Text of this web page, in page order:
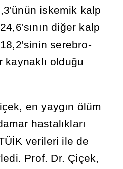
iskemik kalp
ının diğer kalp
serebro-
kaynaklı olduğu
en yaygın ölüm
hastalıkları
İK verileri ile de
Prof. Dr. Çiçek,